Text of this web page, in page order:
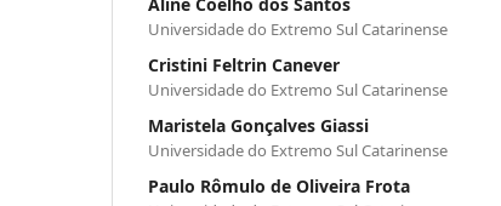
Universidade do Extremo Sul Catarinense
Cristini Feltrin Canever
Universidade do Extremo Sul Catarinense
Maristela Gonçalves Giassi
Universidade do Extremo Sul Catarinense
Paulo Rômulo de Oliveira Frota